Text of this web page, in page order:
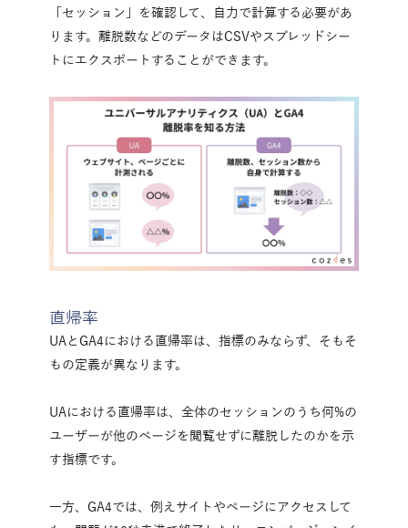
「セッション」を確認して、自力で計算する必要があ
ります。離脱数などのデータはCSVやスプレッドシー
トにエクスポートすることができます。
直帰率
UAとGA4における直帰率は、指標のみならず、そもそ
もの定義が異なります。
UAにおける直帰率は、全体のセッションのうち何%の
ユーザーが他のページを閲覧せずに離脱したのかを示
す指標です。
一方、GA4では、例えサイトやページにアクセスして